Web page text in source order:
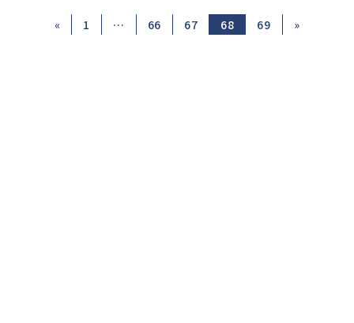
« 1 … 66 67 68 69 »